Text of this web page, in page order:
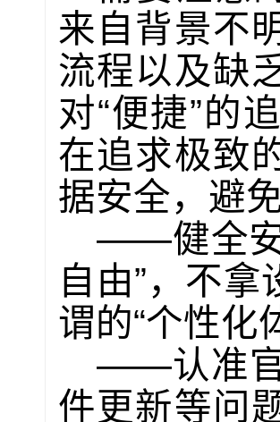
来自背景不
流程以及缺
对“便捷”的
在追求极致
据安全，避
——健全安
自由”，不
谓的“个性化
——认准官
件更新等问